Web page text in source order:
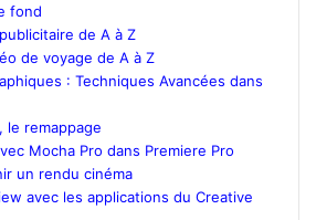
fond
de A à Z
de voyage de A à Z
: Techniques Avancées dans
le remappage
Mocha Pro dans Premiere Pro
un rendu cinéma
avec les applications du Creative